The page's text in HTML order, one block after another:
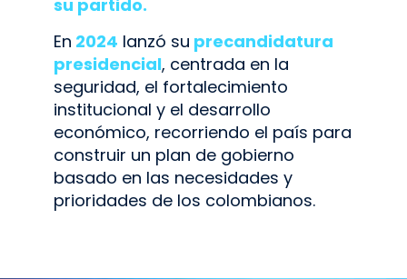
su partido.
En 2024 lanzó su precandidatura
presidencial, centrada en la
seguridad, el fortalecimiento
institucional y el desarrollo
económico, recorriendo el país para
construir un plan de gobierno
basado en las necesidades y
prioridades de los colombianos.